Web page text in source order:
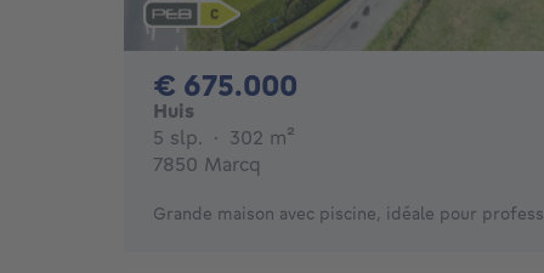
€ 675.000
Huis
5 slp. 5 slaapkamers
· 302 m²
7850 Marcq
Grande maison avec piscine, idéale pour